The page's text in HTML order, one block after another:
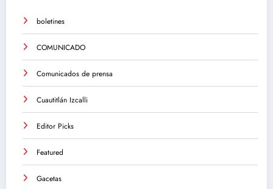
boletines
COMUNICADO
Comunicados de prensa
Cuautitlán Izcalli
Editor Picks
Featured
Gacetas